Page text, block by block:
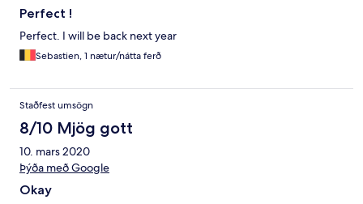
Perfect !
Perfect. I will be back next year
Sebastien, 1 nætur/nátta ferð
Staðfest umsögn
8/10 Mjög gott
10. mars 2020
Þýða með Google
Okay